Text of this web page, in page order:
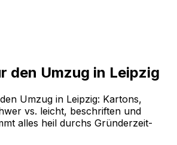
den Umzug in Leipzig
Umzug in Leipzig: Kartons,
vs. leicht, beschriften und
alles heil durchs Gründerzeit-